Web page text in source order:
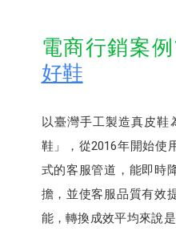
電商行銷案
好鞋
以臺灣手工製造真皮鞋
鞋」，從2016年開始使
式的客服管道，能即時
擔，並使客服品質有效
能，轉換成效平均來說